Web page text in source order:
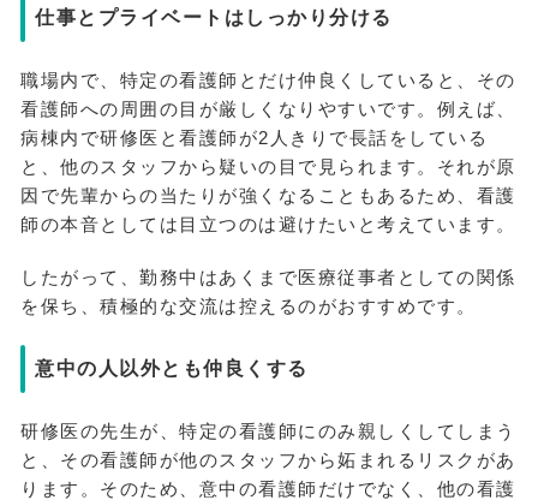
仕事とプライベートはしっかり分ける
職場内で、特定の看護師とだけ仲良くしていると、その
看護師への周囲の目が厳しくなりやすいです。例えば、
病棟内で研修医と看護師が2人きりで長話をしている
と、他のスタッフから疑いの目で見られます。それが原
因で先輩からの当たりが強くなることもあるため、看護
師の本音としては目立つのは避けたいと考えています。
したがって、勤務中はあくまで医療従事者としての関係
を保ち、積極的な交流は控えるのがおすすめです。
意中の人以外とも仲良くする
研修医の先生が、特定の看護師にのみ親しくしてしまう
と、その看護師が他のスタッフから妬まれるリスクがあ
ります。そのため、意中の看護師だけでなく、他の看護